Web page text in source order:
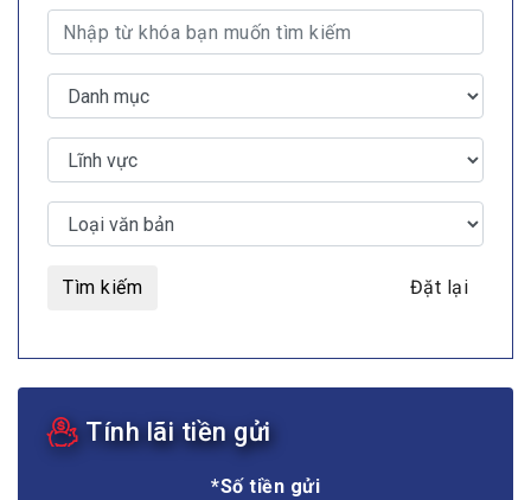
Tìm kiếm Đặt lại
Tính lãi tiền gửi
*Số tiền gửi